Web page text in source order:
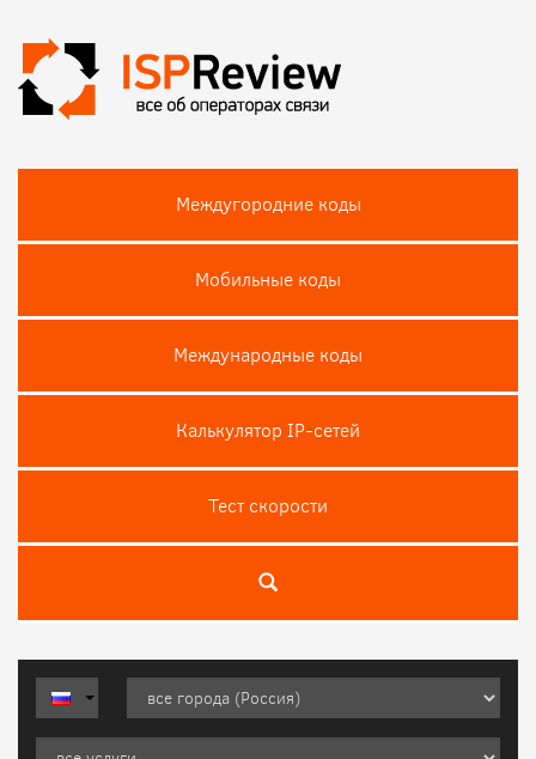
Междугородние коды
Мобильные коды
Международные коды
Калькулятор IP-сетей
Тест скороcти